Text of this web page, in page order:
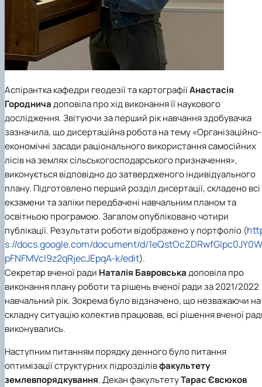
Аспірантка кафедри геодезії та картографіїАнастасія
Городничадоповіла про хід виконання її наукового
дослідження. Звітуючи за перший рік навчання здобувачка
зазначила, що дисертаційна робота на тему «Організаційно-
економічні засади раціонального використання самосійних
лісів на землях сільськогосподарського призначення»,
виконується відповідно до затвердженого індивідуального
плану. Підготовлено перший розділ дисертації, складено всі
екзамени та заліки передбачені навчальним планом та
освітньою програмою. Загалом опубліковано чотири
публікації. Результати роботи відображено у портфоліо (
s://docs.google.com/document/d/1eQstOcZDRwfGIpc0JY0W
pFNFMVcI9z2qRjecJEpqA-k/edit).
Секретар вченої ради Наталія Бавровськадоповіла про
виконання плану роботи та рішень вченої ради за 2021/2022
навчальний рік. Зокрема було відзначено, що незважаючи на
складну ситуацію колектив працював, всі рішення вченої
виконувались.
Наступним питанням порядку денного було питання
оптимізації структурних підрозділівфакультету
землевпорядкування. Декан факультетуТарас Євсюков